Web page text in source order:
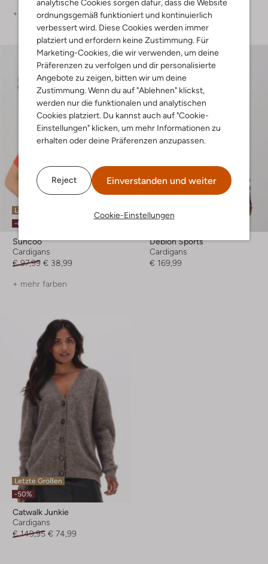
analytische Cookies sorgen dafür, dass die Website
ordnungsgemäß funktioniert und kontinuierlich
verbessert wird. Diese Cookies werden immer
platziert und erfordern keine Zustimmung. Für
Marketing-Cookies, die wir verwenden, um deine
Präferenzen zu verfolgen und dir personalisierte
Angebote zu zeigen, bitten wir um deine
Zustimmung. Wenn du auf "Ablehnen" klickst,
werden nur die funktionalen und analytischen
Cookies platziert. Du kannst auch auf "Cookie-
Einstellungen" klicken, um mehr Informationen zu
erhalten oder deine Präferenzen anzupassen.
Reject Einverstanden und weiter
Cookie-Einstellungen
+ mehr farben + mehr farben
Letzter Artikel
-60%
Suncoo
Cardigans
€ 97,99 € 38,99
+ mehr farben
Deblon Sports
Cardigans
€ 169,99
Letzte Größen
-50%
Catwalk Junkie
Cardigans
€ 149,95 € 74,99